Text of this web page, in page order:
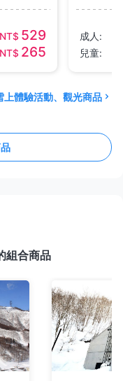
NT$ 529
NT$ 265
成人:
兒童:
上體驗活動、觀光商品
組合商品